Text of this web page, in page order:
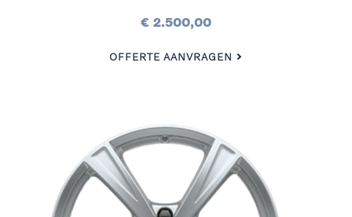
€ 2.500,00
OFFERTE AANVRAGEN